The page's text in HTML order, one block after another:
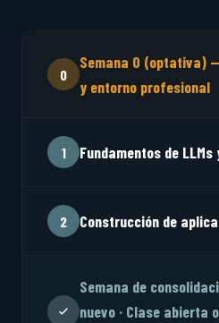
0
Semana 0 (optativa)
y entorno profesional
1 Fundamentos de LLMs
2 Construcción de
Semana de
nuevo · Clase abierta